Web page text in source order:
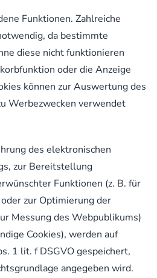
Funktionen. Zahlreiche
da bestimmte
diese nicht funktionieren
oder die Anzeige
können zur Auswertung des
Werbezwecken verwendet
des elektronischen
zur Bereitstellung
Funktionen (z. B. für
zur Optimierung der
Messung des Webpublikums)
Cookies), werden auf
1 lit. f DSGVO gespeichert,
angegeben wird.